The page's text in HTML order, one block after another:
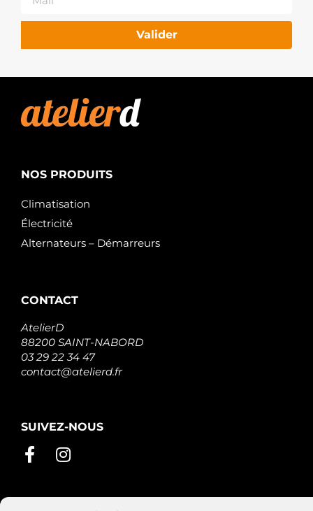
Valider
NOS PRODUITS
Climatisation
Électricité
Alternateurs – Démarreurs
CONTACT
AtelierD
88200 SAINT-NABORD
03 29 22 34 47
contact@atelierd.fr
SUIVEZ-NOUS